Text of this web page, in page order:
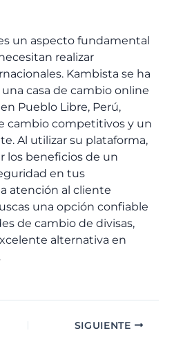
un aspecto fundamental
realizar
Kambista se ha
casa de cambio online
Pueblo Libre, Perú,
cambio competitivos y un
Al utilizar su plataforma,
los beneficios de un
en tus
atención al cliente
una opción confiable
de cambio de divisas,
alternativa en
SIGUIENTE